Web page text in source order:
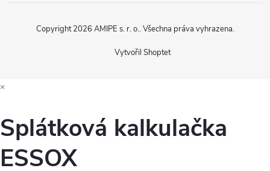
Vytvořil Shoptet
Copyright 2026 AMIPE s. r. o.. Všechna práva vyhrazena.
×
Splátková kalkulačka
ESSOX